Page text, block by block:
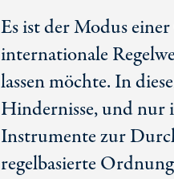
Es ist der Modus
internationale
lassen möchte. In
Hindernisse, und nur
Instrumente zur
regelbasierte